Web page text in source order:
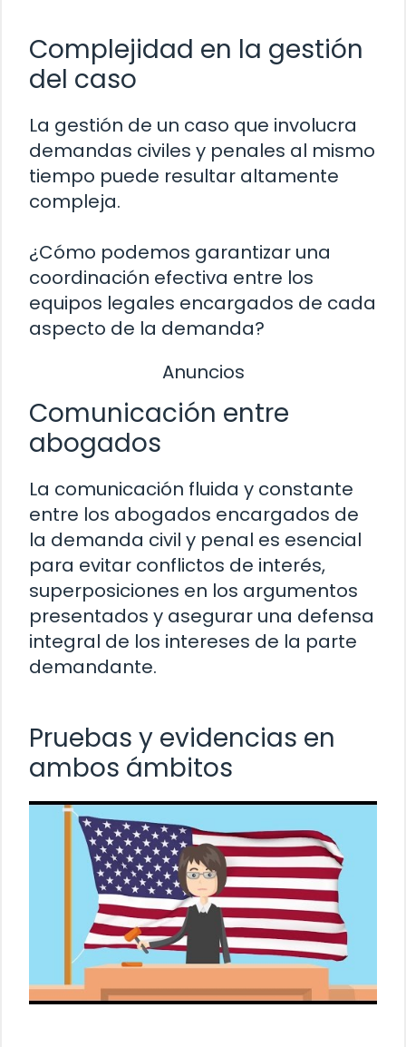
Complejidad en la gestión
del caso
La gestión de un caso que involucra
demandas civiles y penales al mismo
tiempo puede resultar altamente
compleja.
¿Cómo podemos garantizar una
coordinación efectiva entre los
equipos legales encargados de cada
aspecto de la demanda?
Anuncios
Comunicación entre
abogados
La comunicación fluida y constante
entre los abogados encargados de
la demanda civil y penal es esencial
para evitar conflictos de interés,
superposiciones en los argumentos
presentados y asegurar una defensa
integral de los intereses de la parte
demandante.
Pruebas y evidencias en
ambos ámbitos